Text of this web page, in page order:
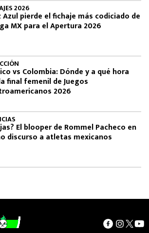
2026
Azul pierde el fichaje más codiciado de
MX para el Apertura 2026
vs Colombia: Dónde y a qué hora
final femenil de Juegos
2026
El blooper de Rommel Pacheco en
discurso a atletas mexicanos